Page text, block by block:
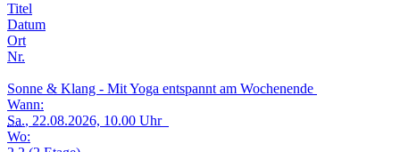
Titel
Datum
Ort
Nr.
Sonne & Klang - Mit Yoga entspannt am Wochenende
Wann:
Sa., 22.08.2026, 10.00 Uhr
Wo: